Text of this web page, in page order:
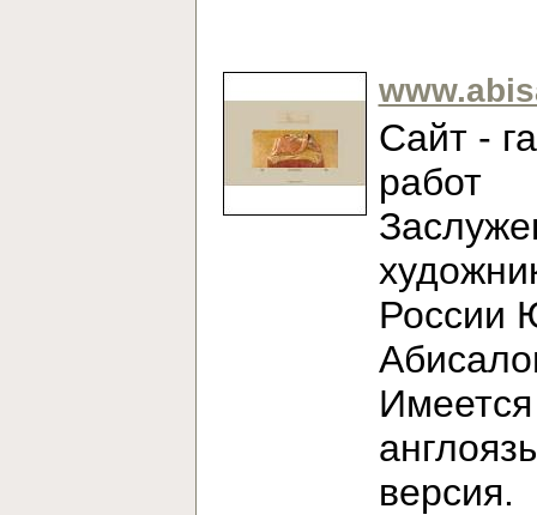
Сайт -
работ
России
Имеется
версия.